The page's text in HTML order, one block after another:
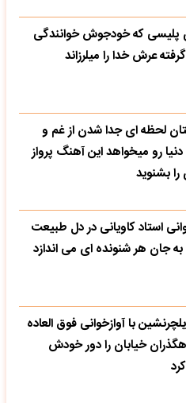
پلیسی که خودجوش خوانندگی
گرفته عرش خدا را میلرزاند
لحظه ای جدا شدن از غم و
دنیا رو میخواهد این آهنگ پرواز
بشنوید
استاد کاویانی در دل طبیعت
جان هر شنونده ای می اندازد
با آوازخوانی فوق العاده
خیابان را دور خودش